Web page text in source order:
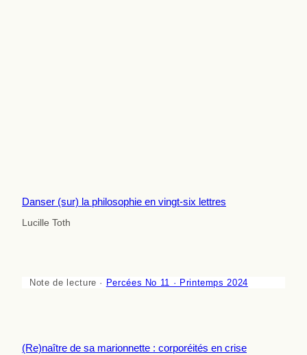
Danser (sur) la philosophie en vingt-six lettres
Lucille Toth
Note de lecture · Percées No 11 · Printemps 2024
(Re)naître de sa marionnette : corporéités en crise